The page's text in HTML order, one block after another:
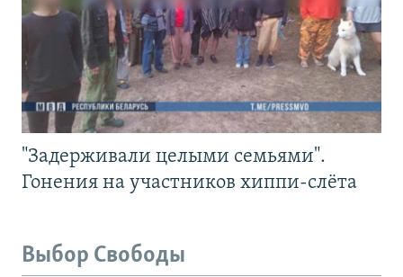
"Задерживали целыми семьями".
Гонения на участников хиппи-слёта
Выбор Свободы